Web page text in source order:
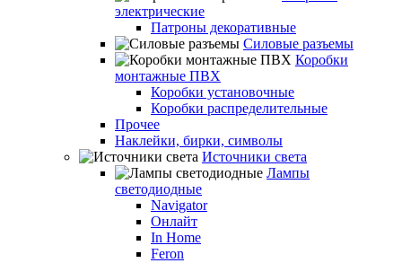
электрические
Патроны декоративные
Силовые разъемы
Коробки
монтажные ПВХ
Коробки установочные
Коробки распределительные
Прочее
Наклейки, бирки, символы
Источники света
Лампы
светодиодные
Navigator
Онлайт
In Home
Feron